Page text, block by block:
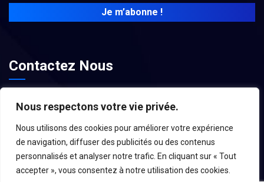
Nous respectons votre vie privée.
Nous utilisons des cookies pour améliorer votre expérience
de navigation, diffuser des publicités ou des contenus
personnalisés et analyser notre trafic. En cliquant sur « Tout
accepter », vous consentez à notre utilisation des cookies.
Contactez Nous
contact@associations-aroc.fr